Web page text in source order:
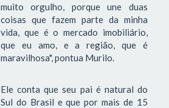
muito orgulho, porque une duas
coisas que fazem parte da minha
vida, que é o mercado imobiliário,
que eu amo, e a região, que é
maravilhosa", pontua Murilo.
Ele conta que seu pai é natural do
Sul do Brasil e que por mais de 15